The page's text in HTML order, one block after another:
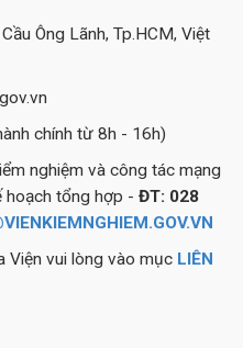
Ông Lãnh, Tp.HCM, Việt
chính từ 8h - 16h)
nghiệm và công tác mạng
hoạch tổng hợp - ĐT: 028
Viện vui lòng vào mục LIÊN